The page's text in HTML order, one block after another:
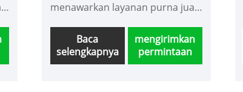
menawarkan layanan purna jual
waktu.Baca
selengkapnya
mengirimkan
permintaan